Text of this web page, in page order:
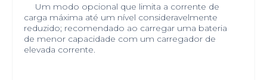
Um modo opcional que limita a corrente de
carga máxima até um nível consideravelmente
reduzido; recomendado ao carregar uma bateria
de menor capacidade com um carregador de
elevada corrente.